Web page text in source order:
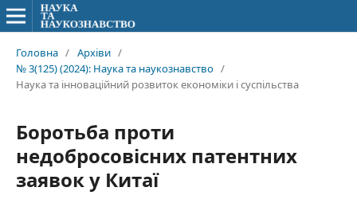
Головна / Архіви /
№ 3(125) (2024): Наука та наукознавство /
Наука та інноваційний розвиток економіки і суспільства
Боротьба проти
недобросовісних патентних
заявок у Китаї